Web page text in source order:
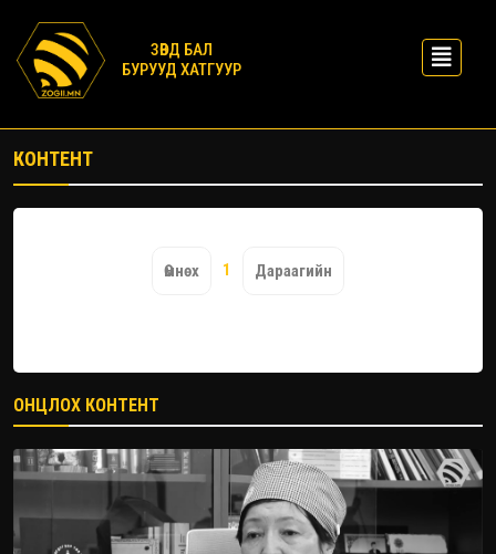
ЗӨВД БАЛ
БУРУУД ХАТГУУР
КОНТЕНТ
Өмнөх 1 Дараагийн
ОНЦЛОХ КОНТЕНТ